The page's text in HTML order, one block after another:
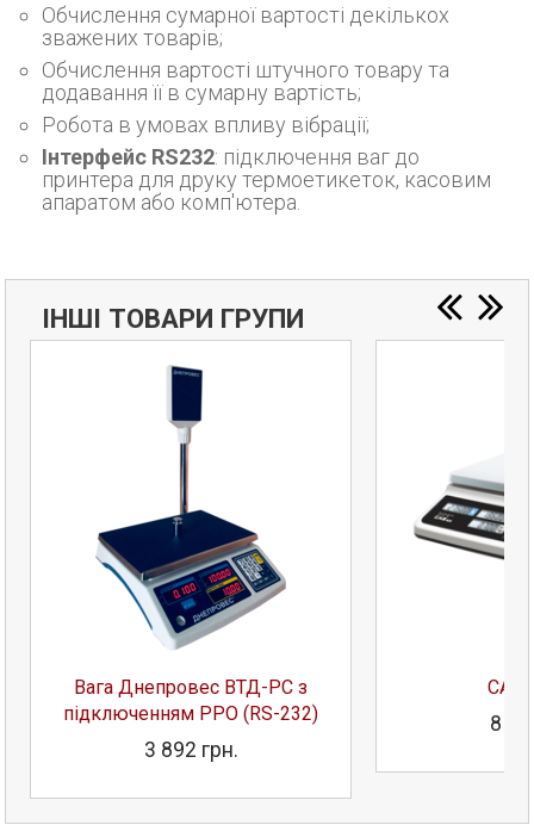
Обчислення сумарної вартості декількох
зважених товарів;
Обчислення вартості штучного товару та
додавання її в сумарну вартість;
Робота в умовах впливу вібрації;
Інтерфейс RS232: підключення ваг до
принтера для друку термоетикеток, касовим
апаратом або комп'ютера.
ІНШІ ТОВАРИ ГРУПИ
Вага Днепровес ВТД-РС з
підключенням РРО (RS-232)
3 892 грн.
CAS
8